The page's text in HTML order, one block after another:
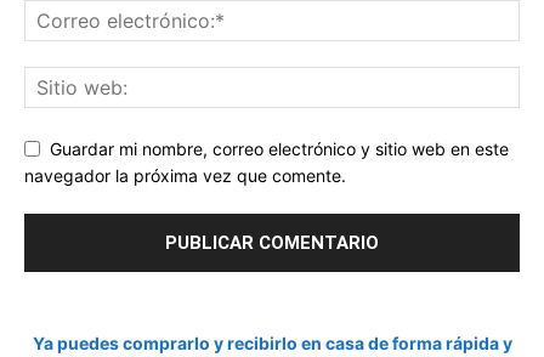
Guardar mi nombre, correo electrónico y sitio web en este
navegador la próxima vez que comente.
Ya puedes comprarlo y recibirlo en casa de forma rápida y